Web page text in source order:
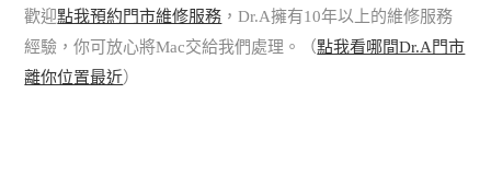
歡迎點我預約門市維修服務 ，Dr.A擁有10年以上的維修服務
經驗，你可放心將Mac交給我們處理。（點我看哪間Dr.A門市
離你位置最近）